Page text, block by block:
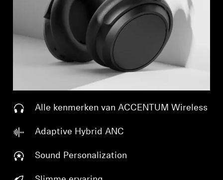
Alle kenmerken van ACCENTUM Wireless
Adaptive Hybrid ANC
Sound Personalization